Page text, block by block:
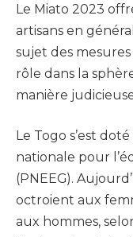
Le Miato 2023
artisans en
sujet des
rôle dans la
manière
Le Togo s’est
nationale pour
(PNEEG).
octroient aux
aux hommes,